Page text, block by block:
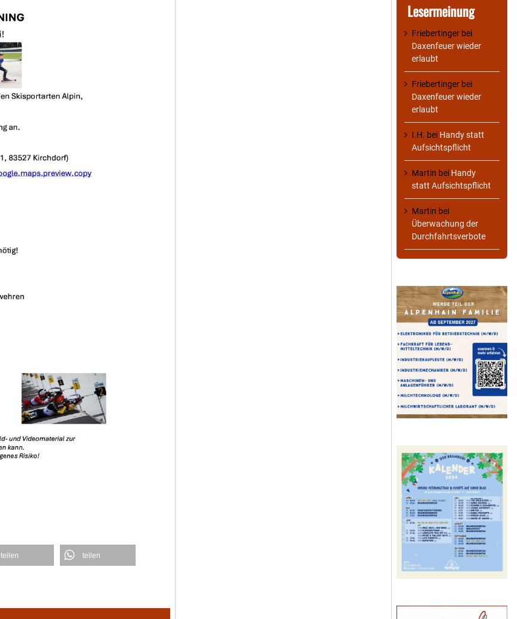
teilen teilen
Lesermeinung
Friebertinger bei
Daxenfeuer wieder
erlaubt
Friebertinger bei
Daxenfeuer wieder
erlaubt
I.H. bei Handy statt
Aufsichtspflicht
Martin bei Handy
statt Aufsichtspflicht
Martin bei
Überwachung der
Durchfahrtsverbote